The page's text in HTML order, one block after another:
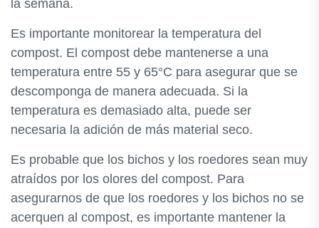
la semana.
Es importante monitorear la temperatura del
compost. El compost debe mantenerse a una
temperatura entre 55 y 65°C para asegurar que se
descomponga de manera adecuada. Si la
temperatura es demasiado alta, puede ser
necesaria la adición de más material seco.
Es probable que los bichos y los roedores sean muy
atraídos por los olores del compost. Para
asegurarnos de que los roedores y los bichos no se
acerquen al compost, es importante mantener la